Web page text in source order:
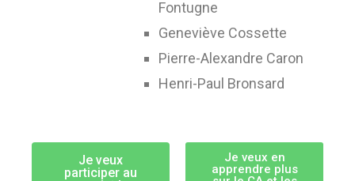
Fontugne
Geneviève Cossette
Pierre-Alexandre Caron
Henri-Paul Bronsard
Je veux
participer au
Je veux en
apprendre plus